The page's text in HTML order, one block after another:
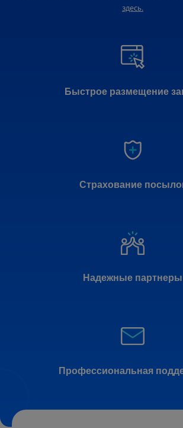
здесь.
Быстрое размещение
Страхование
Надежные партнеры
Профессиональная